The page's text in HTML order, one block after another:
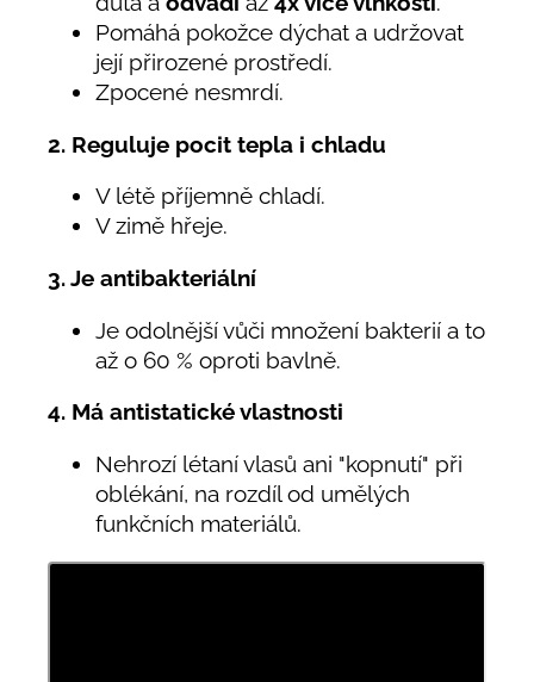
Pomáhá pokožce dýchat a udržovat
její přirozené prostředí.
Zpocené nesmrdí.
2. Reguluje pocit tepla i chladu
V létě příjemně chladí.
V zimě hřeje.
3. Je antibakteriální
Je odolnější vůči množení bakterií a to
až o 60 % oproti bavlně.
4. Má antistatické vlastnosti
Nehrozí létaní vlasů ani "kopnutí" při
oblékání, na rozdíl od umělých
funkčních materiálů.